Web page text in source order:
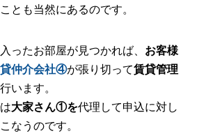
とも当然にあるのです。
ったお部屋が見つかれば、 お客様
仲介会社④が張り切って賃貸管理
います。
は大家さん①を代理して申込に対し
なうのです。